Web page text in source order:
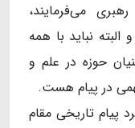
می‌فرمایند،
البته نباید با همه
حوزه در علم و
در پیام هست.
پیام تاریخی مقام